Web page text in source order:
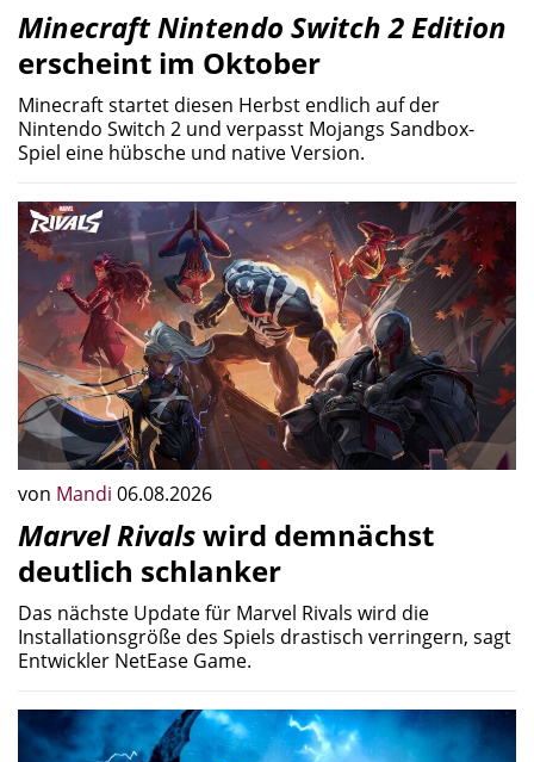
Minecraft Nintendo Switch 2 Edition
erscheint im Oktober
Minecraft startet diesen Herbst endlich auf der
Nintendo Switch 2 und verpasst Mojangs Sandbox-
Spiel eine hübsche und native Version.
von Mandi 06.08.2026
Marvel Rivalswird demnächst
deutlich schlanker
Das nächste Update für Marvel Rivals wird die
Installationsgröße des Spiels drastisch verringern, sagt
Entwickler NetEase Game.